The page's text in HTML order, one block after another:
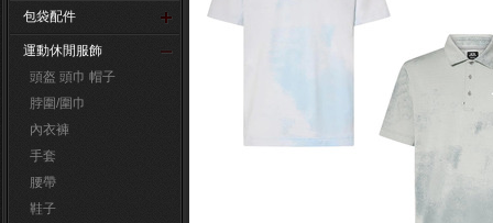
包袋配件
運動休閒服飾
頭盔 頭巾 帽子
脖圍/圍巾
內衣褲
手套
腰帶
鞋子